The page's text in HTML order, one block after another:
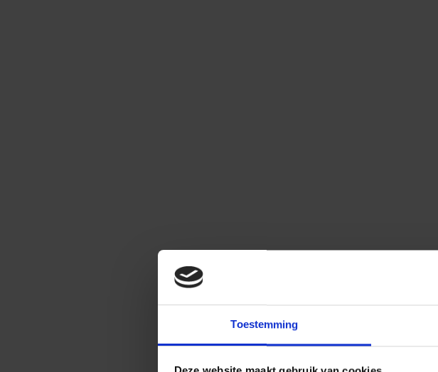
Toestemming